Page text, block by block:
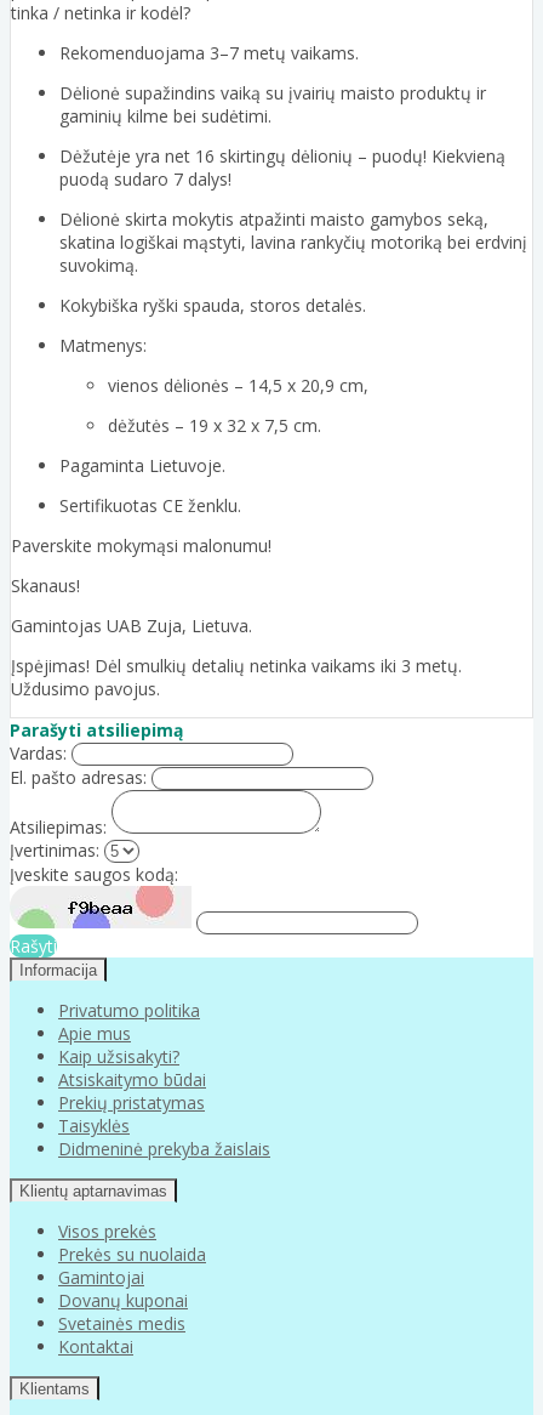
tinka / netinka ir kodėl?
Rekomenduojama 3–7 metų vaikams.
Dėlionė supažindins vaiką su įvairių maisto produktų ir
gaminių kilme bei sudėtimi.
Dėžutėje yra net 16 skirtingų dėlionių – puodų! Kiekvieną
puodą sudaro 7 dalys!
Dėlionė skirta mokytis atpažinti maisto gamybos seką,
skatina logiškai mąstyti, lavina rankyčių motoriką bei erdvinį
suvokimą.
Kokybiška ryški spauda, storos detalės.
Matmenys:
vienos dėlionės – 14,5 x 20,9 cm,
dėžutės – 19 x 32 x 7,5 cm.
Pagaminta Lietuvoje.
Sertifikuotas CE ženklu.
Paverskite mokymąsi malonumu!
Skanaus!
Gamintojas UAB Zuja, Lietuva.
Įspėjimas! Dėl smulkių detalių netinka vaikams iki 3 metų.
Uždusimo pavojus.
Parašyti atsiliepimą
Vardas:
El. pašto adresas:
Atsiliepimas:
Įvertinimas:
Įveskite saugos kodą:
Rašyti
Informacija
Privatumo politika
Apie mus
Kaip užsisakyti?
Atsiskaitymo būdai
Prekių pristatymas
Taisyklės
Didmeninė prekyba žaislais
Klientų aptarnavimas
Visos prekės
Prekės su nuolaida
Gamintojai
Dovanų kuponai
Svetainės medis
Kontaktai
Klientams